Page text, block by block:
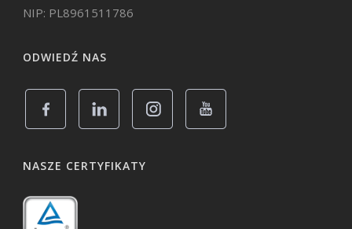
NIP: PL8961511786
ODWIEDŹ NAS
NASZE CERTYFIKATY